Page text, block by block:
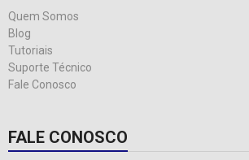
Quem Somos
Blog
Tutoriais
Suporte Técnico
Fale Conosco
FALE CONOSCO